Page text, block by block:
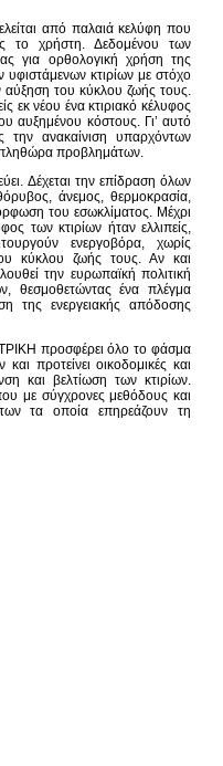
από παλαιά κελύφη που
το χρήστη. Δεδομένου των
για ορθολογική χρήση της
υφιστάμενων κτιρίων με στόχο
αύξηση του κύκλου ζωής τους.
εκ νέου ένα κτιριακό κέλυφος
αυξημένου κόστους. Γι’ αυτό
την ανακαίνιση υπαρχόντων
πληθώρα προβλημάτων.
Δέχεται την επίδραση όλων
άνεμος, θερμοκρασία,
του εσωκλίματος. Μέχρι
των κτιρίων ήταν ελλιπείς,
ενεργοβόρα, χωρίς
κύκλου ζωής τους. Αν και
την ευρωπαϊκή πολιτική
θεσμοθετώντας ένα πλέγμα
της ενεργειακής απόδοσης
προσφέρει όλο το φάσμα
προτείνει οικοδομικές και
και βελτίωση των κτιρίων.
με σύγχρονες μεθόδους και
τα οποία επηρεάζουν τη